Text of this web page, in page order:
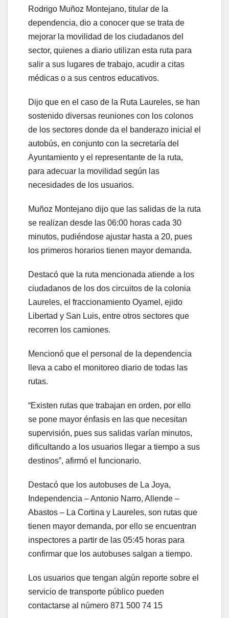
Rodrigo Muñoz Montejano, titular de la
dependencia, dio a conocer que se trata de
mejorar la movilidad de los ciudadanos del
sector, quienes a diario utilizan esta ruta para
salir a sus lugares de trabajo, acudir a citas
médicas o a sus centros educativos.
Dijo que en el caso de la Ruta Laureles, se han
sostenido diversas reuniones con los colonos
de los sectores donde da el banderazo inicial el
autobús, en conjunto con la secretaría del
Ayuntamiento y el representante de la ruta,
para adecuar la movilidad según las
necesidades de los usuarios.
Muñoz Montejano dijo que las salidas de la ruta
se realizan desde las 06:00 horas cada 30
minutos, pudiéndose ajustar hasta a 20, pues
los primeros horarios tienen mayor demanda.
Destacó que la ruta mencionada atiende a los
ciudadanos de los dos circuitos de la colonia
Laureles, el fraccionamiento Oyamel, ejido
Libertad y San Luis, entre otros sectores que
recorren los camiones.
Mencionó que el personal de la dependencia
lleva a cabo el monitoreo diario de todas las
rutas.
“Existen rutas que trabajan en orden, por ello
se pone mayor énfasis en las que necesitan
supervisión, pues sus salidas varían minutos,
dificultando a los usuarios llegar a tiempo a sus
destinos”, afirmó el funcionario.
Destacó que los autobuses de La Joya,
Independencia – Antonio Narro, Allende –
Abastos – La Cortina y Laureles, son rutas que
tienen mayor demanda, por ello se encuentran
inspectores a partir de las 05:45 horas para
confirmar que los autobuses salgan a tiempo.
Los usuarios que tengan algún reporte sobre el
servicio de transporte público pueden
contactarse al número 871 500 74 15